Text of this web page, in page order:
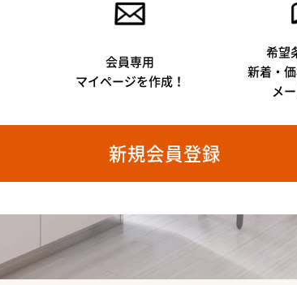
会員専用
マイページを作成！
希望
新着・
メ
新規会員登録